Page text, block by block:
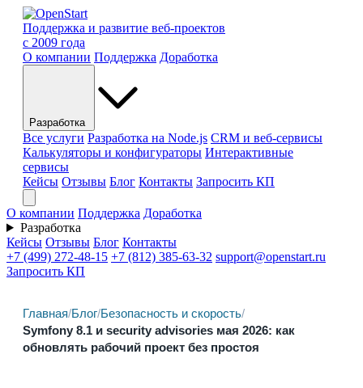
Поддержка и развитие веб-проектов
с 2009 года
О компании Поддержка Доработка
Разработка
Все услуги Разработка на Node.js CRM и веб-сервисы
Калькуляторы и конфигураторы Интерактивные
сервисы
Кейсы Отзывы Блог Контакты Запросить КП
О компании Поддержка Доработка
Разработка
Кейсы Отзывы Блог Контакты
+7 (499) 272-48-15 +7 (812) 385-63-32 support@openstart.ru
Запросить КП
Главная/Блог/Безопасность и скорость/
Symfony 8.1 и security advisories мая 2026: как
обновлять рабочий проект без простоя